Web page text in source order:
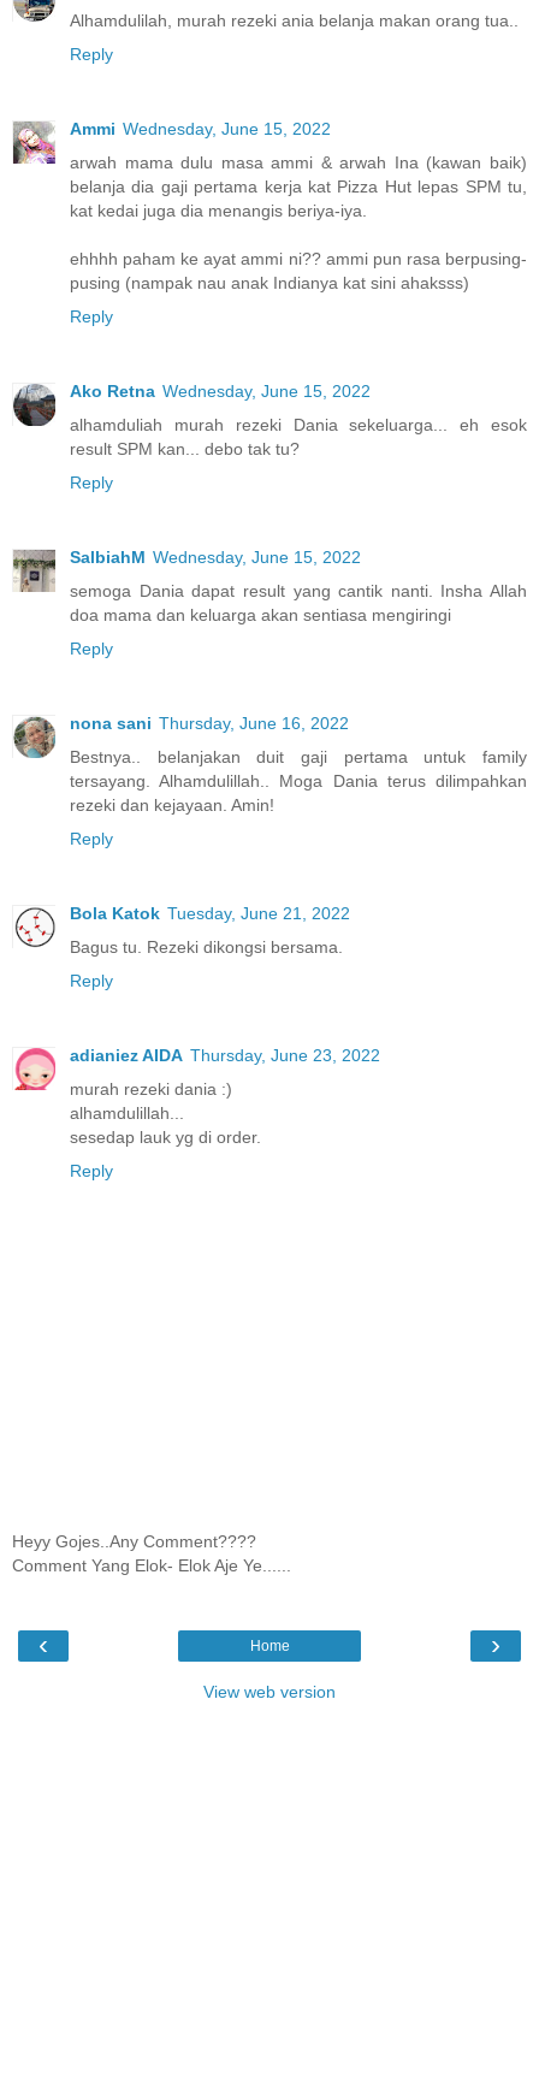
Alhamdulilah, murah rezeki ania belanja makan orang tua..
Reply
Ammi Wednesday, June 15, 2022
arwah mama dulu masa ammi & arwah Ina (kawan baik)
belanja dia gaji pertama kerja kat Pizza Hut lepas SPM tu,
kat kedai juga dia menangis beriya-iya.
ehhhh paham ke ayat ammi ni?? ammi pun rasa berpusing-
pusing (nampak nau anak Indianya kat sini ahaksss)
Reply
Ako Retna Wednesday, June 15, 2022
alhamduliah murah rezeki Dania sekeluarga... eh esok
result SPM kan... debo tak tu?
Reply
SalbiahM Wednesday, June 15, 2022
semoga Dania dapat result yang cantik nanti. Insha Allah
doa mama dan keluarga akan sentiasa mengiringi
Reply
nona sani Thursday, June 16, 2022
Bestnya.. belanjakan duit gaji pertama untuk family
tersayang. Alhamdulillah.. Moga Dania terus dilimpahkan
rezeki dan kejayaan. Amin!
Reply
Bola Katok Tuesday, June 21, 2022
Bagus tu. Rezeki dikongsi bersama.
Reply
adianiez AIDA Thursday, June 23, 2022
murah rezeki dania :)
alhamdulillah...
sesedap lauk yg di order.
Reply
Heyy Gojes..Any Comment????
Comment Yang Elok- Elok Aje Ye......
‹ ›
Home
View web version